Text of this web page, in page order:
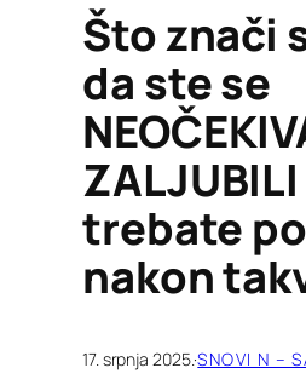
Što znači
da ste se
trebate
nakon
17. srpnja 2025.·SNOVI N –